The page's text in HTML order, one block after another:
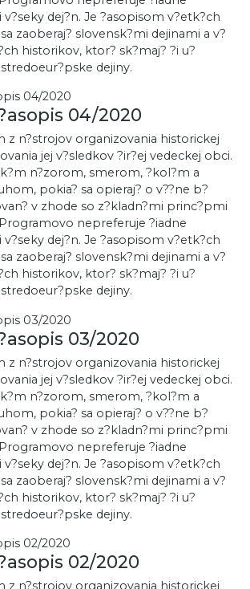
dej?n. Je ?asopisom v?etk?ch
zaoberaj? slovensk?mi dejinami a v?
historikov, ktor? sk?maj? ?i u?
dejiny.
04/2020
z n?strojov organizovania historickej
jej v?sledkov ?ir?ej vedeckej obci.
n?zorom, smerom, ?kol?m a
pokia? sa opieraj? o v??ne b?
v zhode so z?kladn?mi princ?pmi
nepreferuje ?iadne
dej?n. Je ?asopisom v?etk?ch
zaoberaj? slovensk?mi dejinami a v?
historikov, ktor? sk?maj? ?i u?
dejiny.
03/2020
z n?strojov organizovania historickej
jej v?sledkov ?ir?ej vedeckej obci.
n?zorom, smerom, ?kol?m a
pokia? sa opieraj? o v??ne b?
v zhode so z?kladn?mi princ?pmi
nepreferuje ?iadne
dej?n. Je ?asopisom v?etk?ch
zaoberaj? slovensk?mi dejinami a v?
historikov, ktor? sk?maj? ?i u?
dejiny.
02/2020
z n?strojov organizovania historickej